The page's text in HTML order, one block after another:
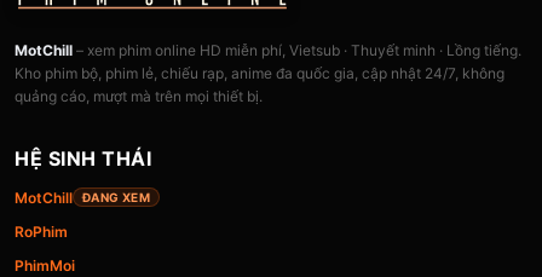
MotChill – xem phim online HD miễn phí, Vietsub · Thuyết minh · Lồng tiếng.
Kho phim bộ, phim lẻ, chiếu rạp, anime đa quốc gia, cập nhật 24/7, không
quảng cáo, mượt mà trên mọi thiết bị.
HỆ SINH THÁI
MotChill ĐANG XEM
RoPhim
PhimMoi